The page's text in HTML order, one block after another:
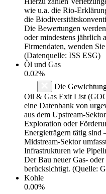
wie u.a. die Rio-
die
Die Bewertungen
oder mindestens jährlich
Firmendaten, wenden
(Datenquelle: ISS ESG)
Öl und Gas
0.02%
Die
Oil & Gas Exit List
eine Datenbank von
aus dem Upstream-
Exploration oder
Energieträgern tätig sind
Midstream-Sektor
Infrastrukturen wie
Der Bau neuer Gas-
berücksichtigt. (Quelle:
Kohle
0.00%